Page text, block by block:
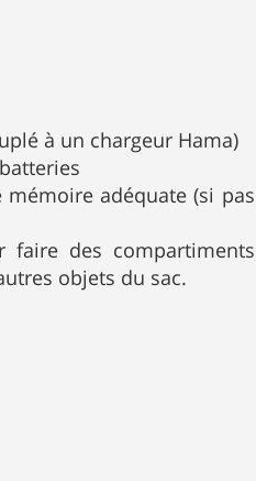
à un chargeur Hama)
adéquate (si pas
faire des compartiments
objets du sac.